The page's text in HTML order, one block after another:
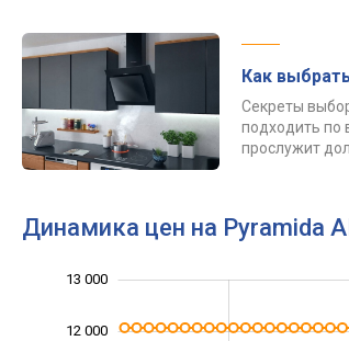
Как
Секреты
подходить по
прослужит
Динамика цен на Pyramida
13 000
12 000